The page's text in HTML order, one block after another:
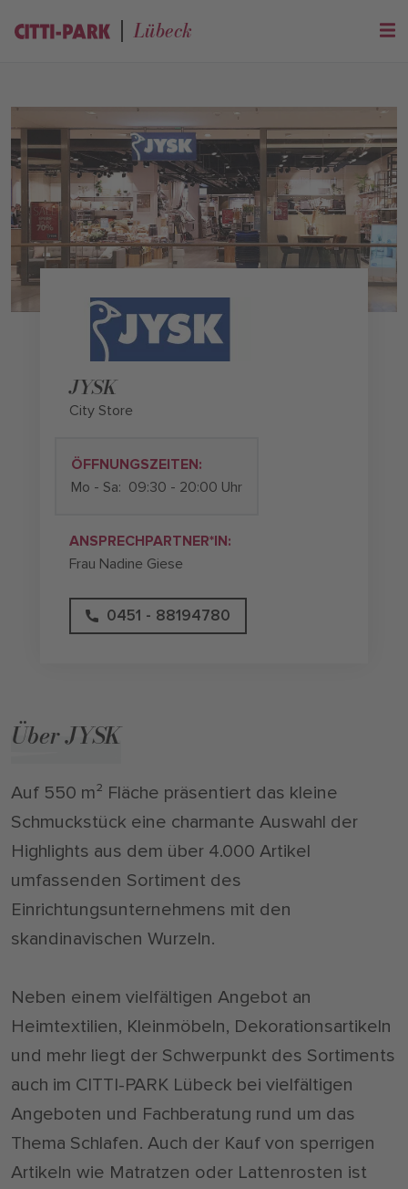
Lübeck
JYSK
City Store
ÖFFNUNGSZEITEN:
Mo - Sa: 09:30 - 20:00 Uhr
ANSPRECHPARTNER*IN:
Frau Nadine Giese
0451 - 88194780
Über JYSK
Auf 550 m² Fläche präsentiert das kleine
Schmuckstück eine charmante Auswahl der
Highlights aus dem über 4.000 Artikel
umfassenden Sortiment des
Einrichtungsunternehmens mit den
skandinavischen Wurzeln.
Neben einem vielfältigen Angebot an
Heimtextilien, Kleinmöbeln, Dekorationsartikeln
und mehr liegt der Schwerpunkt des Sortiments
auch im CITTI-PARK Lübeck bei vielfältigen
Angeboten und Fachberatung rund um das
Thema Schlafen. Auch der Kauf von sperrigen
Artikeln wie Matratzen oder Lattenrosten ist